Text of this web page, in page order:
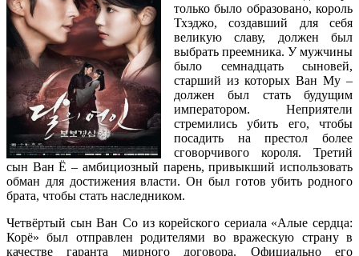
только было образовано, король
Тхэджо, создавший для себя
великую славу, должен был
выбрать преемника. У мужчины
было семнадцать сыновей,
старший из которых Ван Му –
должен был стать будущим
императором. Неприятели
стремились убить его, чтобы
посадить на престол более
сговорчивого короля. Третий
сын Ван Ё – амбициозный парень, привыкший использовать
обман для достижения власти. Он был готов убить родного
брата, чтобы стать наследником.
Четвёртый сын Ван Со из корейского сериала «Алые сердца:
Корё» был отправлен родителями во вражескую страну в
качестве гаранта мирного договора. Официально его